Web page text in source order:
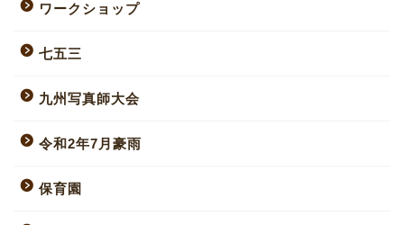
ワークショップ
七五三
九州写真師大会
令和2年7月豪雨
保育園